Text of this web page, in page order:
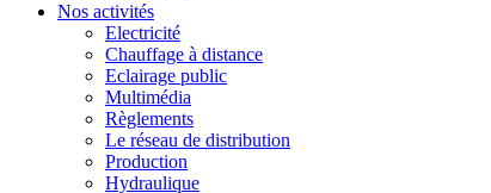
Nos activités
Electricité
Chauffage à distance
Eclairage public
Multimédia
Règlements
Le réseau de distribution
Production
Hydraulique